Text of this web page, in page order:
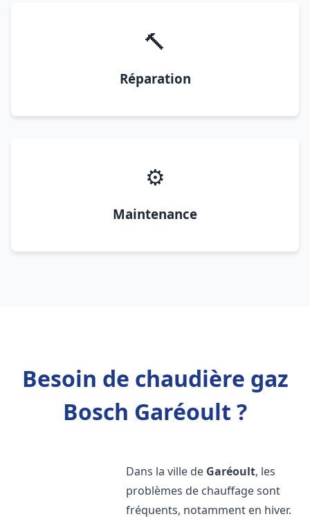
🔨
Réparation
⚙️
Maintenance
Besoin de chaudière gaz
Bosch Garéoult ?
Dans la ville de Garéoult, les
problèmes de chauffage sont
fréquents, notamment en hiver.